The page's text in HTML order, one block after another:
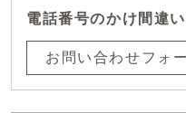
電話番号のかけ間違
お問い合わせフォ